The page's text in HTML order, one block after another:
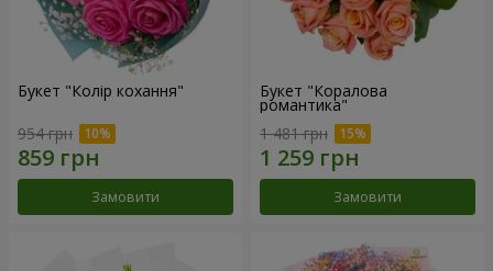
Букет "Колір кохання"
954 грн
Замовити
Букет "Коралова
романтика"
1 481 грн
Замовити